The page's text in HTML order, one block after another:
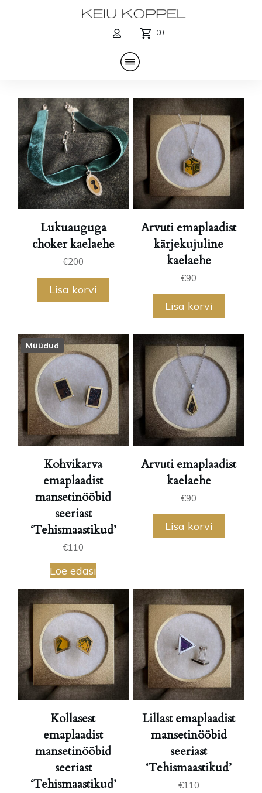
€0
Lukuauguga
choker kaelaehe
€200
Lisa korvi
Arvuti emaplaadist
kärjekujuline
kaelaehe
€90
Lisa korvi
Müüdud
Kohvikarva
emaplaadist
mansetinööbid
seeriast
‘Tehismaastikud’
€110
Loe edasi
Arvuti emaplaadist
kaelaehe
€90
Lisa korvi
Kollasest
emaplaadist
mansetinööbid
seeriast
‘Tehismaastikud’
Lillast emaplaadist
mansetinööbid
seeriast
‘Tehismaastikud’
€110